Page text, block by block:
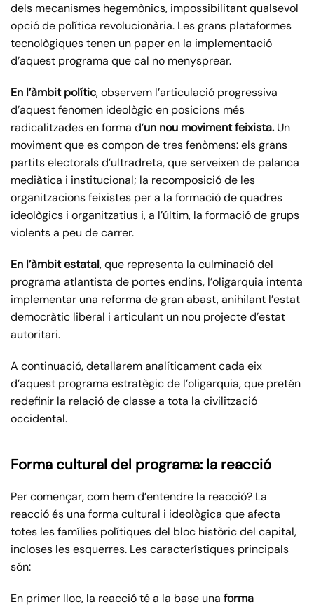
dels mecanismes hegemònics, impossibilitant qualsevol
opció de política revolucionària. Les grans plataformes
tecnològiques tenen un paper en la implementació
d’aquest programa que cal no menysprear.
En l’àmbit polític, observem l’articulació progressiva
d’aquest fenomen ideològic en posicions més
radicalitzades en forma d’un nou moviment feixista. Un
moviment que es compon de tres fenòmens: els grans
partits electorals d’ultradreta, que serveixen de palanca
mediàtica i institucional; la recomposició de les
organitzacions feixistes per a la formació de quadres
ideològics i organitzatius i, a l’últim, la formació de grups
violents a peu de carrer.
En l’àmbit estatal, que representa la culminació del
programa atlantista de portes endins, l’oligarquia intenta
implementar una reforma de gran abast, anihilant l’estat
democràtic liberal i articulant un nou projecte d’estat
autoritari.
A continuació, detallarem analíticament cada eix
d’aquest programa estratègic de l’oligarquia, que pretén
redefinir la relació de classe a tota la civilització
occidental.
Forma cultural del programa: la reacció
Per començar, com hem d’entendre la reacció? La
reacció és una forma cultural i ideològica que afecta
totes les famílies polítiques del bloc històric del capital,
incloses les esquerres. Les característiques principals
són:
En primer lloc, la reacció té a la base una forma